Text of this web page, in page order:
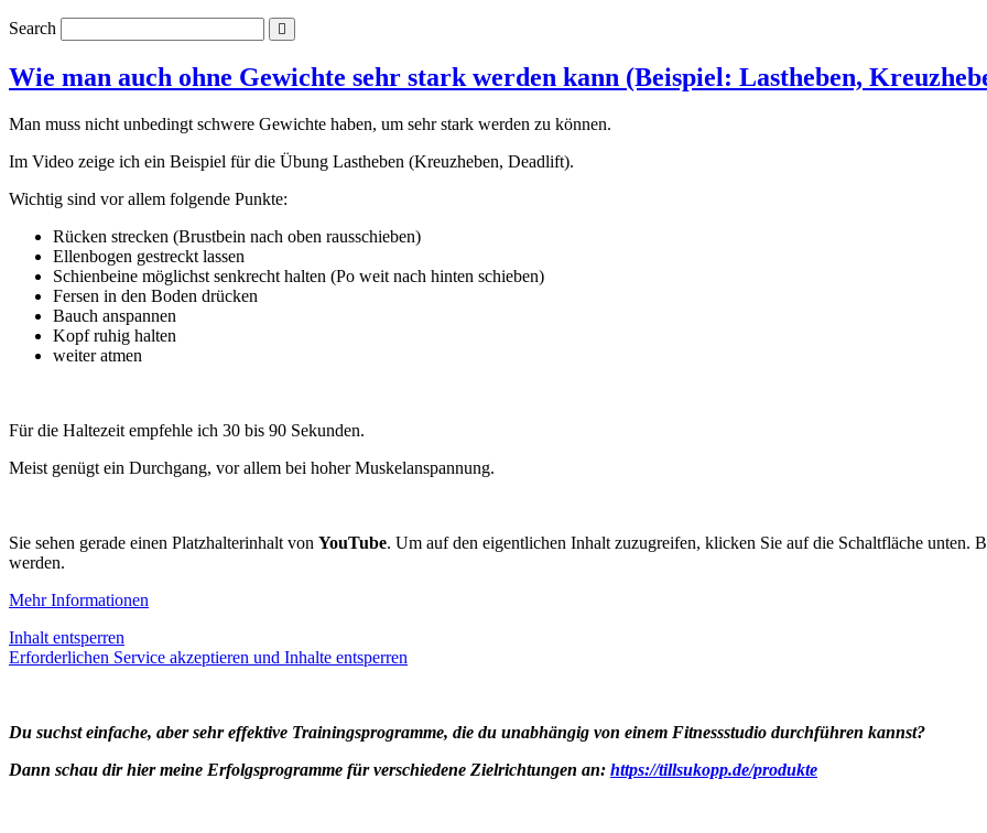
Search
Wie man auch ohne Gewichte sehr stark werden kann (Beispiel: Lastheben,
Man muss nicht unbedingt schwere Gewichte haben, um sehr stark werden zu können.
Im Video zeige ich ein Beispiel für die Übung Lastheben (Kreuzheben, Deadlift).
Wichtig sind vor allem folgende Punkte:
Rücken strecken (Brustbein nach oben rausschieben)
Ellenbogen gestreckt lassen
Schienbeine möglichst senkrecht halten (Po weit nach hinten schieben)
Fersen in den Boden drücken
Bauch anspannen
Kopf ruhig halten
weiter atmen
Für die Haltezeit empfehle ich 30 bis 90 Sekunden.
Meist genügt ein Durchgang, vor allem bei hoher Muskelanspannung.
Sie sehen gerade einen Platzhalterinhalt von YouTube. Um auf den eigentlichen Inhalt zuzugreifen, klicken Sie auf die Schaltfläche unten.
werden.
Mehr Informationen
Inhalt entsperren
Erforderlichen Service akzeptieren und Inhalte entsperren
Du suchst einfache, aber sehr effektive Trainingsprogramme, die du unabhängig von einem Fitnessstudio durchführen kannst?
Dann schau dir hier meine Erfolgsprogramme für verschiedene Zielrichtungen an: https://tillsukopp.de/produkte